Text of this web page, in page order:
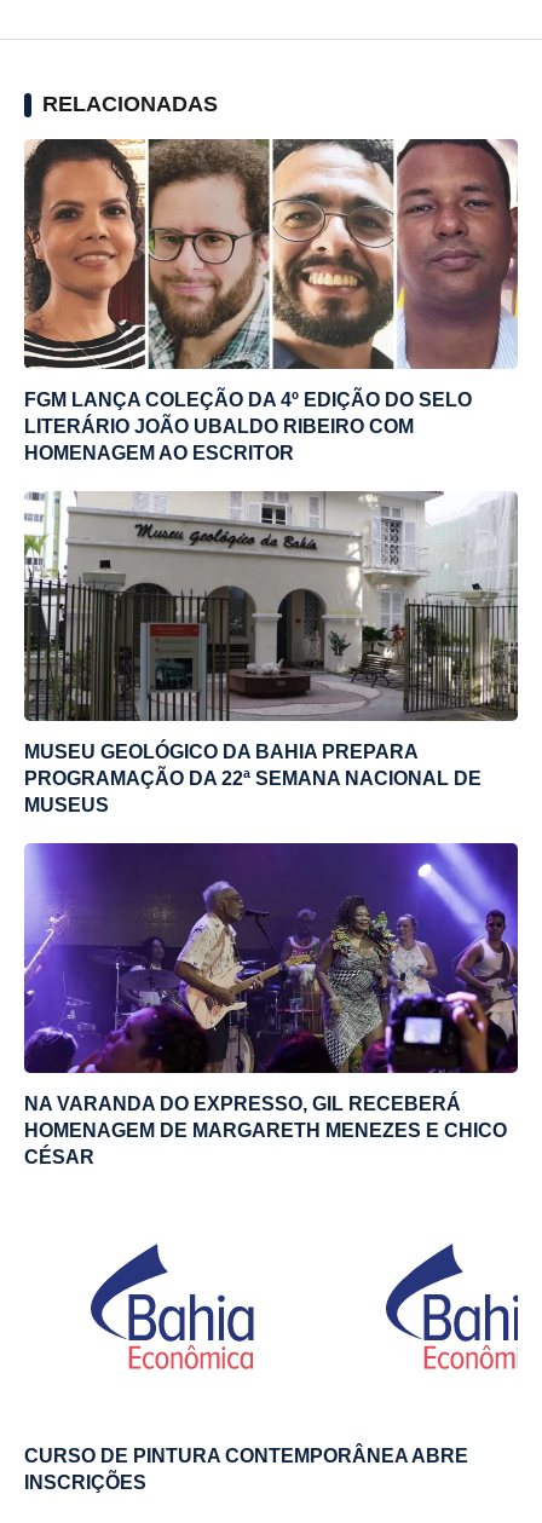
RELACIONADAS
FGM LANÇA COLEÇÃO DA 4º EDIÇÃO DO SELO
LITERÁRIO JOÃO UBALDO RIBEIRO COM
HOMENAGEM AO ESCRITOR
MUSEU GEOLÓGICO DA BAHIA PREPARA
PROGRAMAÇÃO DA 22ª SEMANA NACIONAL DE
MUSEUS
NA VARANDA DO EXPRESSO, GIL RECEBERÁ
HOMENAGEM DE MARGARETH MENEZES E CHICO
CÉSAR
CURSO DE PINTURA CONTEMPORÂNEA ABRE
INSCRIÇÕES